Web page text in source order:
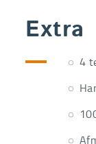
Extra
4